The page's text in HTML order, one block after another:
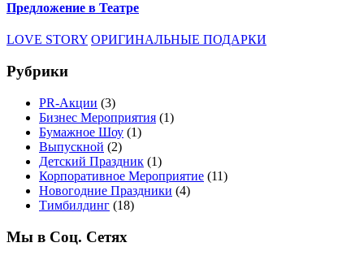
Предложение в Театре
LOVE STORY ОРИГИНАЛЬНЫЕ ПОДАРКИ
Рубрики
PR-Акции (3)
Бизнес Мероприятия (1)
Бумажное Шоу (1)
Выпускной (2)
Детский Праздник (1)
Корпоративное Мероприятие (11)
Новогодние Праздники (4)
Тимбилдинг (18)
Мы в Соц. Сетях